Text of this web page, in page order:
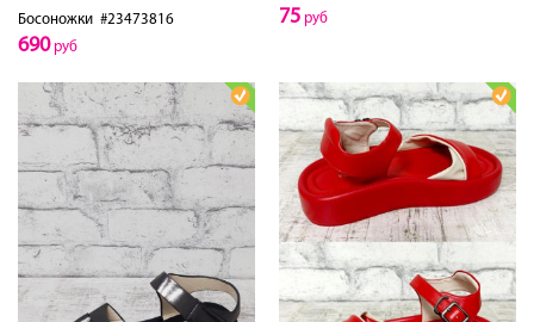
Босоножки #23473816
690руб
75 руб